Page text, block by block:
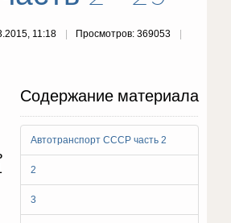
11:18 Просмотров: 369053
Содержание материала
Автотранспорт СССР часть 2
2
3